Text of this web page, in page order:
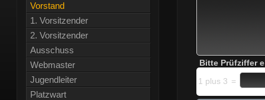
Bitte Prüfziffer
1 plus 3 =
Vorstand
1. Vorsitzender
2. Vorsitzender
Ausschuss
Webmaster
Jugendleiter
Platzwart